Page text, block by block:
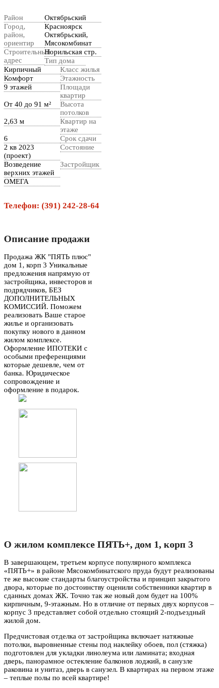
Район
Октябрьский
Город,
район,
ориентир
Красноярск
Октябрьский,
Мясокомбинат
Строительный
адрес
Норильская стр.
Тип дома
Кирпичный
Класс жилья
Комфорт
Этажность
9 этажей
Площади
квартир
От 40 до 91 м²
Высота
потолков
2,63 м
Квартир на
этаже
6
Срок сдачи
2 кв 2023
(проект)
Состояние
Возведение
верхних этажей
Застройщик
ОМЕГА
Телефон: (391) 242-28-64
Описание продажи
Продажа ЖК "ПЯТЬ плюс"
дом 1, корп 3 Уникальные
предложения напрямую от
застройщика, инвесторов и
подрядчиков, БЕЗ
ДОПОЛНИТЕЛЬНЫХ
КОМИССИЙ. Поможем
реализовать Ваше старое
жилье и организовать
покупку нового в данном
жилом комплексе.
Оформление ИПОТЕКИ с
особыми преференциями
которые дешевле, чем от
банка. Юридическое
сопровождение и
оформление в подарок.
О жилом комплексе ПЯТЬ+, дом 1, корп 3
В завершающем, третьем корпусе популярного комплекса
«ПЯТЬ+» в районе Мясокомбинатского пруда будут реализованы
те же высокие стандарты благоустройства и принцип закрытого
двора, которые по достоинству оценили собственники квартир в
сданных домах ЖК. Точно так же новый дом будет на 100%
кирпичным, 9-этажным. Но в отличие от первых двух корпусов –
корпус 3 представляет собой отдельно стоящий 2-подъездный
жилой дом.
Предчистовая отделка от застройщика включает натяжные
потолки, выровненные стены под наклейку обоев, пол (стяжка)
подготовлен для укладки линолеума или ламината; входная
дверь, панорамное остекление балконов лоджий, в санузле
раковина и унитаз, дверь в санузел. В квартирах на первом этаже
– теплые полы по всей квартире!